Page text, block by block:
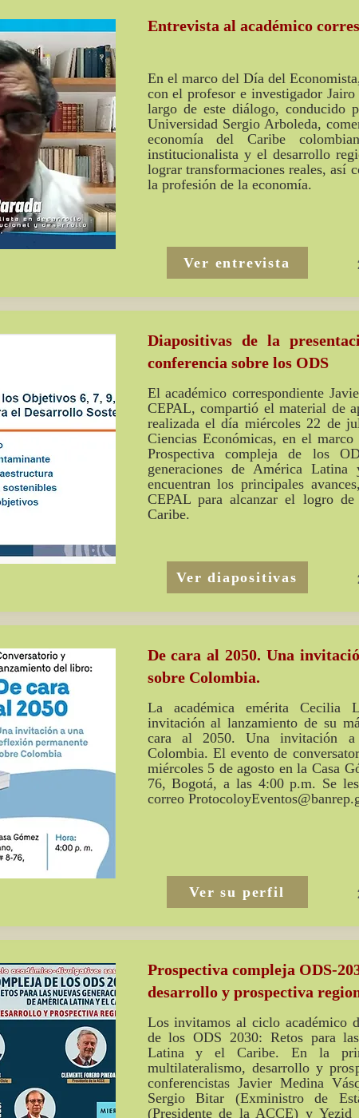
Entrevista al académico
En el marco del Día del
con el profesor e investigador
largo de este diálogo, conducido
Universidad Sergio Arboleda,
economía del Caribe
institucionalista y el desarrollo
lograr transformaciones reales, así
la profesión de la economía.
Ver entrevista
Diapositivas de la
conferencia sobre los ODS
El académico correspondiente
CEPAL, compartió el material de
realizada el día miércoles 22 de
Ciencias Económicas, en el
Prospectiva compleja de los
generaciones de América
encuentran los principales
CEPAL para alcanzar el logro
Caribe.
Ver diapositivas
De cara al 2050. Una
sobre Colombia.
La académica emérita Cecilia
invitación al lanzamiento de su
cara al 2050. Una invitación a
Colombia. El evento de
miércoles 5 de agosto en la Casa
76, Bogotá, a las 4:00 p.m. Se
correo
Ver su perfil
Prospectiva compleja ODS-
desarrollo y prospectiva
Los invitamos al ciclo académico
de los ODS 2030: Retos para
Latina y el Caribe. En la
multilateralismo, desarrollo y
conferencistas Javier Medina
Sergio Bitar (Exministro de
(Presidente de la ACCE) y